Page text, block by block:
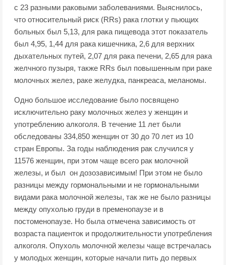
с 23 разными раковыми заболеваниями. Выяснилось,
что относительный риск (RRs) рака глотки у пьющих
больных был 5,13, для рака пищевода этот показатель
был 4,95, 1,44 для рака кишечника, 2,6 для верхних
дыхательных путей, 2,07 для рака печени, 2,65 для рака
желчного пузыря, также RRs был повышенным при раке
молочных желез, раке желудка, панкреаса, меланомы.
Одно большое исследование было посвящено
исключительно раку молочных желез у женщин и
употреблению алкоголя. В течение 11 лет были
обследованы 334,850 женщин от 30 до 70 лет из 10
стран Европы. За годы наблюдения рак случился у
11576 женщин, при этом чаще всего рак молочной
железы, и был он дозозависимым! При этом не было
разницы между гормональными и не гормональными
видами рака молочной железы, так же не было разницы
между опухолью груди в пременопаузе и в
постоменопаузе. Но была отмечена зависимость от
возраста пациенток и продолжительности употребления
алкоголя. Опухоль молочной железы чаще встречалась
у молодых женщин, которые начали пить до первых